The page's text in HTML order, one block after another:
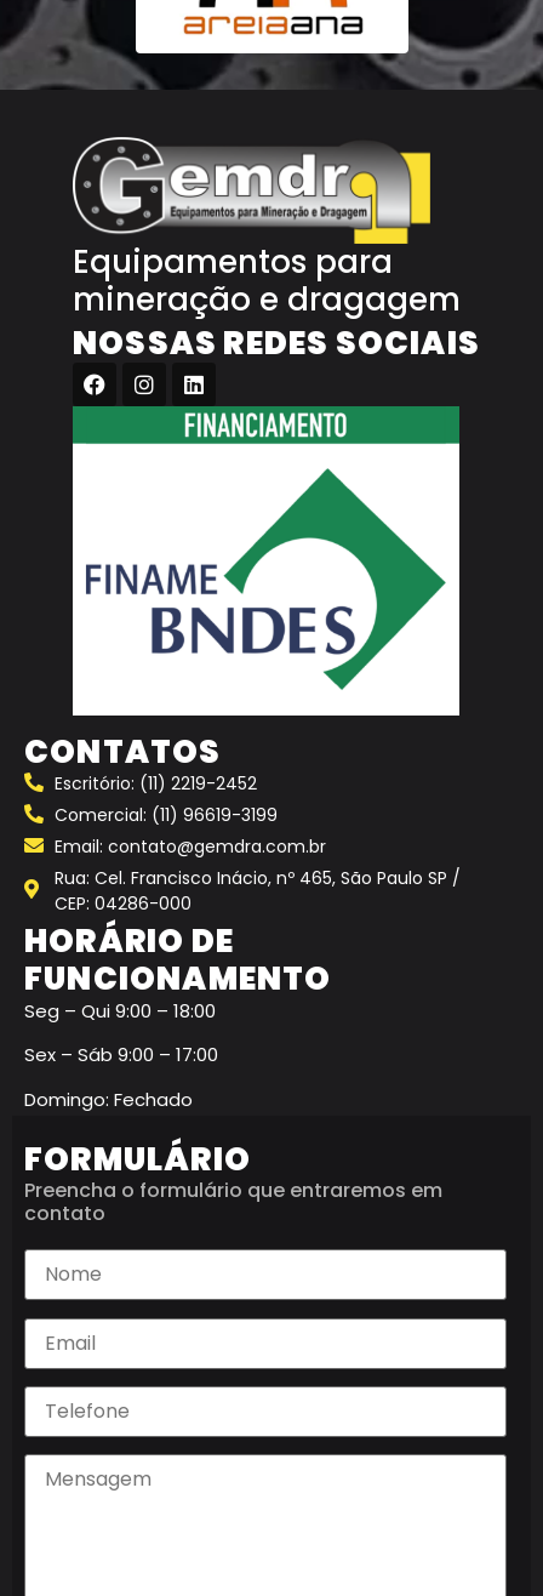
Equipamentos para
mineração e dragagem
NOSSAS REDES SOCIAIS
CONTATOS
Escritório: (11) 2219-2452
Comercial: (11) 96619-3199
Email: contato@gemdra.com.br
Rua: Cel. Francisco Inácio, nº 465, São Paulo SP /
CEP: 04286-000
HORÁRIO DE
FUNCIONAMENTO
Seg – Qui 9:00 – 18:00
Sex – Sáb 9:00 – 17:00
Domingo: Fechado
FORMULÁRIO
Preencha o formulário que entraremos em
contato